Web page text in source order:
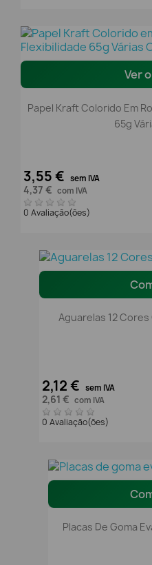
Ver
Papel Kraft Colorido Em
65g
3,55 € sem IVA
4,37 € com IVA
0 Avaliação(ões)
Aguarelas 12
2,12 € sem IVA
2,61 € com IVA
0 Avaliação(ões)
Placas De Goma